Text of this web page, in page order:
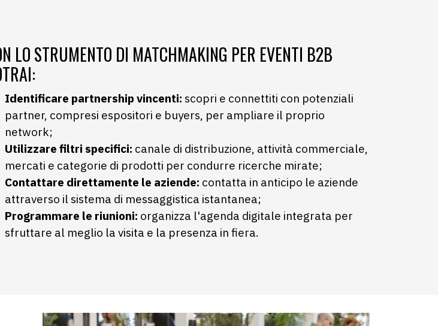
LO STRUMENTO DI MATCHMAKING PER EVENTI B2B
Identificare partnership vincenti: scopri e connettiti con potenziali
partner, compresi espositori e buyers, per ampliare il proprio
network;
Utilizzare filtri specifici: canale di distribuzione, attività commerciale,
mercati e categorie di prodotti per condurre ricerche mirate;
Contattare direttamente le aziende: contatta in anticipo le aziende
attraverso il sistema di messaggistica istantanea;
Programmare le riunioni: organizza l'agenda digitale integrata per
sfruttare al meglio la visita e la presenza in fiera.